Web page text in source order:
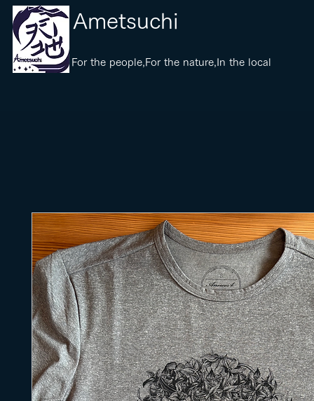
​Ametsuchi
​For the people,For the nature,In the local